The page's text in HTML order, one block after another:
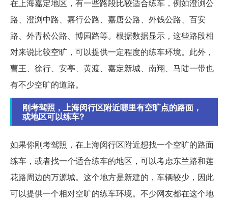
在上海嘉定地区，有一些路段比较适合练车，例如澄浏公
路、澄浏中路、嘉行公路、嘉唐公路、外钱公路、百安
路、外青松公路、博园路等。根据数据显示，这些路段相
对来说比较空旷，可以提供一定程度的练车环境。此外，
曹王、徐行、安亭、黄渡、嘉定新城、南翔、马陆一带也
有不少空旷的道路。
刚考驾照，上海闵行区附近哪里有空旷点的路面，
或地区可以练车?
如果你刚考驾照，在上海闵行区附近想找一个空旷的路面
练车，或者找一个适合练车的地区，可以考虑东兰路和莲
花路周边的万源城。这个地方是新建的，车辆较少，因此
可以提供一个相对空旷的练车环境。不少网友都在这个地